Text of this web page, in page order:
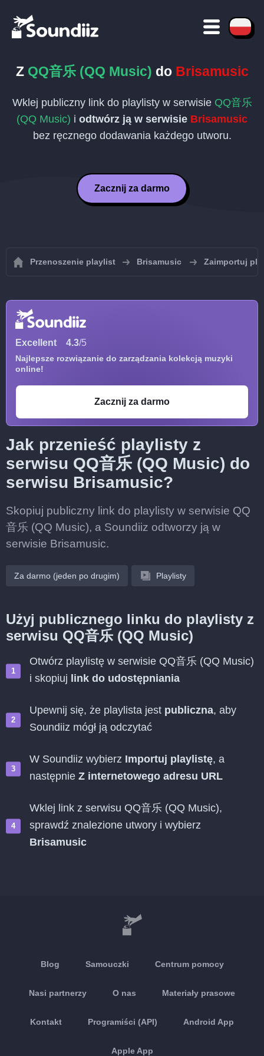
Z QQ音乐 (QQ Music) do Brisamusic
Wklej publiczny link do playlisty w serwisie QQ音乐
(QQ Music) i odtwórz ją w serwisie Brisamusic
bez ręcznego dodawania każdego utworu.
Zacznij za darmo
Przenoszenie playlist Brisamusic Zaimportuj
Excellent 4.3/5
Najlepsze rozwiązanie do zarządzania kolekcją muzyki
online!
Zacznij za darmo
Jak przenieść playlisty z
serwisu QQ音乐 (QQ Music) do
serwisu Brisamusic?
Skopiuj publiczny link do playlisty w serwisie QQ
音乐 (QQ Music), a Soundiiz odtworzy ją w
serwisie Brisamusic.
Za darmo (jeden po drugim) Playlisty
Użyj publicznego linku do playlisty z
serwisu QQ音乐 (QQ Music)
Otwórz playlistę w serwisie QQ音乐 (QQ Music)
i skopiuj link do udostępniania
Upewnij się, że playlista jest publiczna, aby
Soundiiz mógł ją odczytać
W Soundiiz wybierz Importuj playlistę, a
następnie Z internetowego adresu URL
Wklej link z serwisu QQ音乐 (QQ Music),
sprawdź znalezione utwory i wybierz
Brisamusic
Blog Samouczki Centrum pomocy
Nasi partnerzy O nas Materiały prasowe
Kontakt Programiści (API) Android App
Apple App